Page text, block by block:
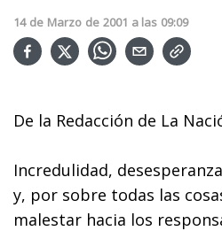
14 de Marzo de 2001 a las 09:09
De la Redacción de La
Incredulidad,
y, por sobre todas las
malestar hacia los